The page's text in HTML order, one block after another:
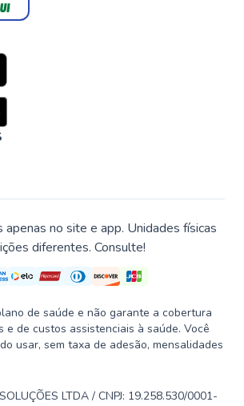
apenas no site e app. Unidades físicas
diferentes. Consulte!
de saúde e não garante a cobertura
e de custos assistenciais à saúde. Você
usar, sem taxa de adesão, mensalidades
LTDA / CNPJ: 19.258.530/0001-